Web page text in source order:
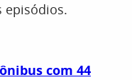
episódios.
com 44